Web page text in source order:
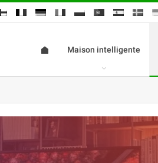
Maison intelligente